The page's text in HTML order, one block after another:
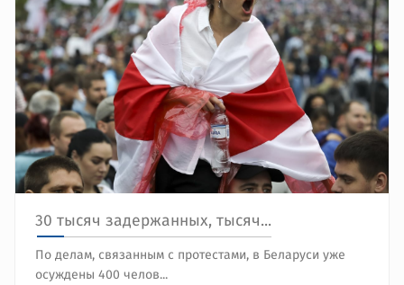
30 тысяч задержанных, тысяч...
По делам, связанным с протестами, в Беларуси уже
осуждены 400 челов...